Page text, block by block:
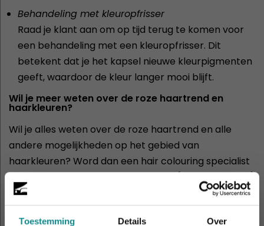
Toestemming Details Over
Behandeling met kleuropfrisser
Raad je klant aan om op tijd terug te komen voor
een behandeling met een kleuropfrisser. Dit
betekent dat je het kapsel nieuwe kleurpigmenten
geeft, waardoor de kleur langer mooi blijft.
Wil je meer weten over de roze haartrend en
haarkleuren?
Wil je alles weten over de roze haartrend en alle
andere mogelijkheden op het gebied van
haarkleuren? Word dan een hair colouring specialist
door hier onzeCursus Haarkleuren (Hair Colouring)
te volgen!